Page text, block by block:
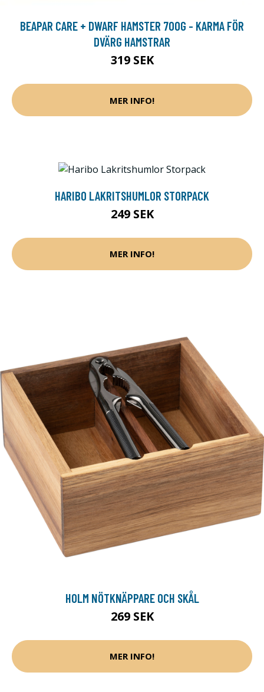
BEAPAR CARE + DWARF HAMSTER 700G - KARMA FÖR
DVÄRG HAMSTRAR
319 SEK
MER INFO!
HARIBO LAKRITSHUMLOR STORPACK
249 SEK
MER INFO!
HOLM NÖTKNÄPPARE OCH SKÅL
269 SEK
MER INFO!